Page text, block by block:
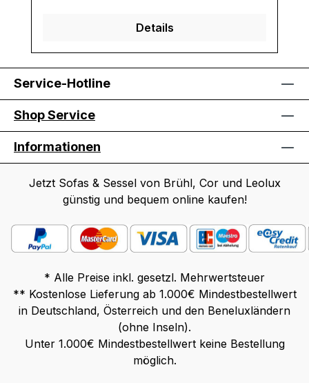
Details
Service-Hotline
Shop Service
Informationen
Jetzt Sofas & Sessel von Brühl, Cor und Leolux
günstig und bequem online kaufen!
* Alle Preise inkl. gesetzl. Mehrwertsteuer
** Kostenlose Lieferung ab 1.000€ Mindestbestellwert
in Deutschland, Österreich und den Beneluxländern
(ohne Inseln).
Unter 1.000€ Mindestbestellwert keine Bestellung
möglich.